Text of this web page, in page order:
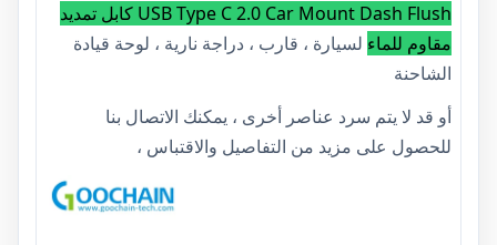
USB Type C 2.0 Car Mount Dash Flush كابل تمديد
مقاوم للماء لسيارة ، قارب ، دراجة نارية ، لوحة قيادة
الشاحنة
أو قد لا يتم سرد عناصر أخرى ، يمكنك الاتصال بنا
للحصول على مزيد من التفاصيل والاقتباس ،